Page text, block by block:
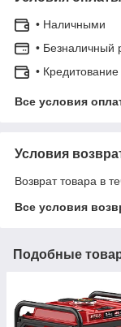
• Наличными
• Безналичный
• Кредитование
Все условия
Условия
Возврат товара в
Все условия
Подобные